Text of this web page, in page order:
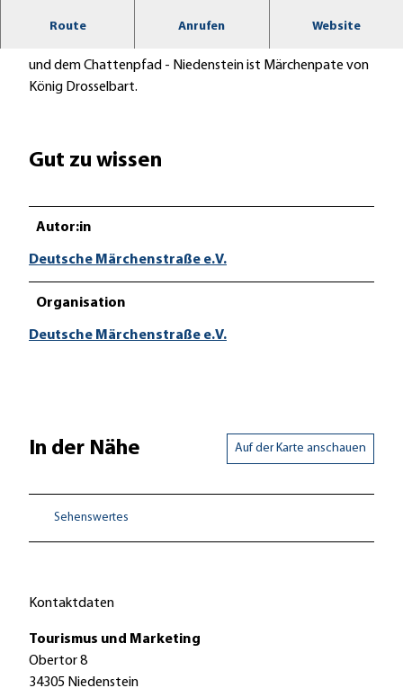
Route Anrufen Website
Sagen und Legenden rund um Niedenstein.
und dem Chattenpfad - Niedenstein ist Märchenpate von
König Drosselbart.
Gut zu wissen
Autor:in
Deutsche Märchenstraße e.V.
Organisation
Deutsche Märchenstraße e.V.
In der Nähe Auf der Karte anschauen
Sehenswertes
Kontaktdaten
Tourismus und Marketing
Obertor 8
34305 Niedenstein